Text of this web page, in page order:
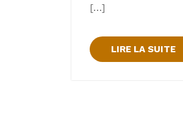
[…]
LIRE LA SUITE